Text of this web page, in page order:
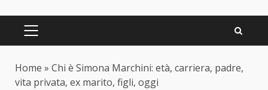
PRIMARY
Home » Chi è Simona Marchini: età, carriera, padre,
vita privata, ex marito, figli, oggi